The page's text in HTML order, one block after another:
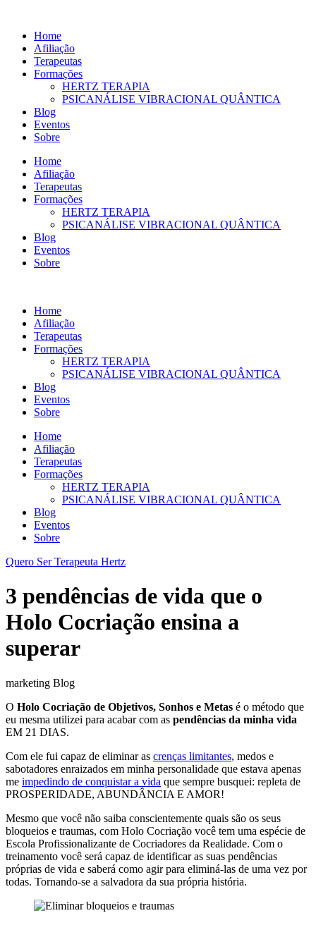
conteúdo
Home
Afiliação
Terapeutas
Formações
HERTZ TERAPIA
PSICANÁLISE VIBRACIONAL QUÂNTICA
Blog
Eventos
Sobre
Home
Afiliação
Terapeutas
Formações
HERTZ TERAPIA
PSICANÁLISE VIBRACIONAL QUÂNTICA
Blog
Eventos
Sobre
Home
Afiliação
Terapeutas
Formações
HERTZ TERAPIA
PSICANÁLISE VIBRACIONAL QUÂNTICA
Blog
Eventos
Sobre
Home
Afiliação
Terapeutas
Formações
HERTZ TERAPIA
PSICANÁLISE VIBRACIONAL QUÂNTICA
Blog
Eventos
Sobre
Quero Ser Terapeuta Hertz
3 pendências de vida que o
Holo Cocriação ensina a
superar
marketing Blog
O Holo Cocriação de Objetivos, Sonhos e Metas é o método que
eu mesma utilizei para acabar com as pendências da minha vida
EM 21 DIAS.
Com ele fui capaz de eliminar as crenças limitantes, medos e
sabotadores enraizados em minha personalidade que estava apenas
me impedindo de conquistar a vida que sempre busquei: repleta de
PROSPERIDADE, ABUNDÂNCIA E AMOR!
Mesmo que você não saiba conscientemente quais são os seus
bloqueios e traumas, com Holo Cocriação você tem uma espécie de
Escola Profissionalizante de Cocriadores da Realidade. Com o
treinamento você será capaz de identificar as suas pendências
próprias de vida e saberá como agir para eliminá-las de uma vez por
todas. Tornando-se a salvadora da sua própria história.